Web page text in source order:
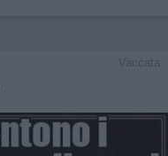
Vaccata